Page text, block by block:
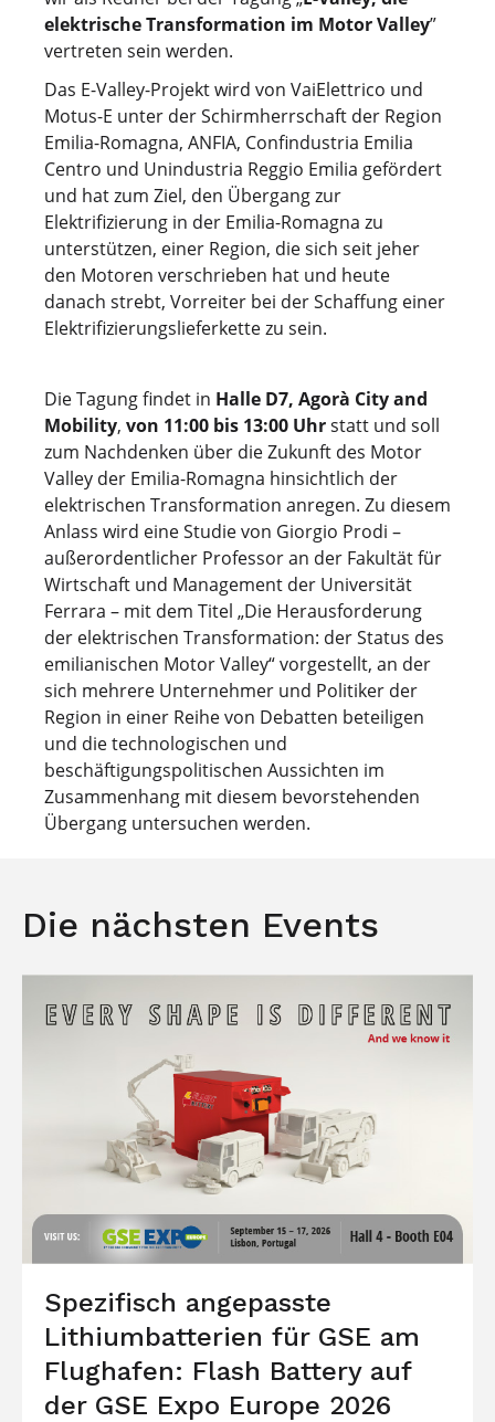
elektrische Transformation im Motor Valley”
vertreten sein werden.
Das E-Valley-Projekt wird von VaiElettrico und
Motus-E unter der Schirmherrschaft der Region
Emilia-Romagna, ANFIA, Confindustria Emilia
Centro und Unindustria Reggio Emilia gefördert
und hat zum Ziel, den Übergang zur
Elektrifizierung in der Emilia-Romagna zu
unterstützen, einer Region, die sich seit jeher
den Motoren verschrieben hat und heute
danach strebt, Vorreiter bei der Schaffung einer
Elektrifizierungslieferkette zu sein.
Die Tagung findet in Halle D7, Agorà City and
Mobility, von 11:00 bis 13:00 Uhrstatt und soll
zum Nachdenken über die Zukunft des Motor
Valley der Emilia-Romagna hinsichtlich der
elektrischen Transformation anregen. Zu diesem
Anlass wird eine Studie von Giorgio Prodi –
außerordentlicher Professor an der Fakultät für
Wirtschaft und Management der Universität
Ferrara – mit dem Titel „Die Herausforderung
der elektrischen Transformation: der Status des
emilianischen Motor Valley“ vorgestellt, an der
sich mehrere Unternehmer und Politiker der
Region in einer Reihe von Debatten beteiligen
und die technologischen und
beschäftigungspolitischen Aussichten im
Zusammenhang mit diesem bevorstehenden
Übergang untersuchen werden.
Die nächsten Events
Spezifisch angepasste
Lithiumbatterien für GSE am
Flughafen: Flash Battery auf
der GSE Expo Europe 2026